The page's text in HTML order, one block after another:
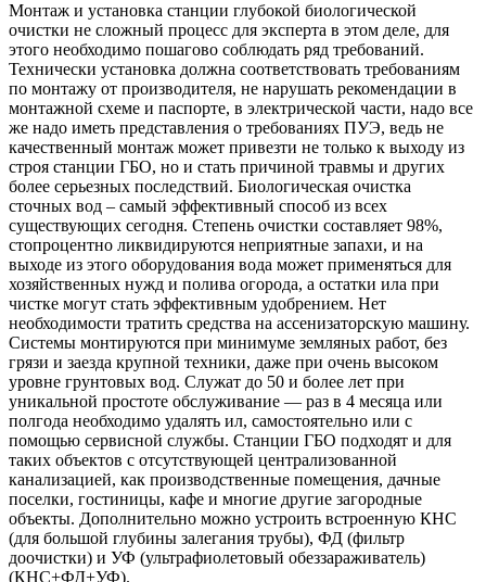
Монтаж и установка станции глубокой биологической
очистки не сложный процесс для эксперта в этом деле, для
этого необходимо пошагово соблюдать ряд требований.
Технически установка должна соответствовать требованиям
по монтажу от производителя, не нарушать рекомендации в
монтажной схеме и паспорте, в электрической части, надо все
же надо иметь представления о требованиях ПУЭ, ведь не
качественный монтаж может привезти не только к выходу из
строя станции ГБО, но и стать причиной травмы и других
более серьезных последствий. Биологическая очистка
сточных вод – самый эффективный способ из всех
существующих сегодня. Степень очистки составляет 98%,
стопроцентно ликвидируются неприятные запахи, и на
выходе из этого оборудования вода может применяться для
хозяйственных нужд и полива огорода, а остатки ила при
чистке могут стать эффективным удобрением. Нет
необходимости тратить средства на ассенизаторскую машину.
Системы монтируются при минимуме земляных работ, без
грязи и заезда крупной техники, даже при очень высоком
уровне грунтовых вод. Служат до 50 и более лет при
уникальной простоте обслуживание — раз в 4 месяца или
полгода необходимо удалять ил, самостоятельно или с
помощью сервисной службы. Станции ГБО подходят и для
таких объектов с отсутствующей централизованной
канализацией, как производственные помещения, дачные
поселки, гостиницы, кафе и многие другие загородные
объекты. Дополнительно можно устроить встроенную КНС
(для большой глубины залегания трубы), ФД (фильтр
доочистки) и УФ (ультрафиолетовый обеззараживатель)
(КНС+ФД+УФ).